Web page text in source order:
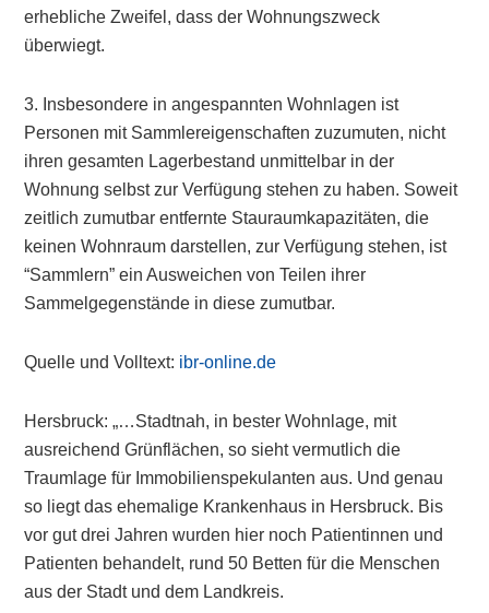
erhebliche Zweifel, dass der Wohnungszweck
überwiegt.
3. Insbesondere in angespannten Wohnlagen ist
Personen mit Sammlereigenschaften zuzumuten, nicht
ihren gesamten Lagerbestand unmittelbar in der
Wohnung selbst zur Verfügung stehen zu haben. Soweit
zeitlich zumutbar entfernte Stauraumkapazitäten, die
keinen Wohnraum darstellen, zur Verfügung stehen, ist
“Sammlern” ein Ausweichen von Teilen ihrer
Sammelgegenstände in diese zumutbar.
Quelle und Volltext: ibr-online.de
Hersbruck: „…Stadtnah, in bester Wohnlage, mit
ausreichend Grünflächen, so sieht vermutlich die
Traumlage für Immobilienspekulanten aus. Und genau
so liegt das ehemalige Krankenhaus in Hersbruck. Bis
vor gut drei Jahren wurden hier noch Patientinnen und
Patienten behandelt, rund 50 Betten für die Menschen
aus der Stadt und dem Landkreis.